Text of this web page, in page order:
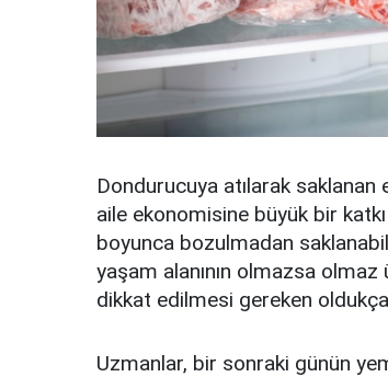
Dondurucuya atılarak saklanan
aile ekonomisine büyük bir
boyunca bozulmadan
yaşam alanının olmazsa
dikkat edilmesi gereken
Uzmanlar, bir sonraki günün